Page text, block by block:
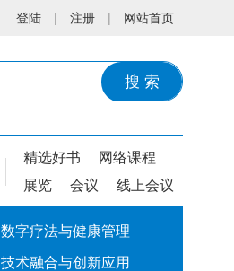
登陆 | 注册 | 网站首页
搜 索
精选好书 网络课程
展览 会议 线上会议
数字疗法与健康管理
技术融合与创新应用